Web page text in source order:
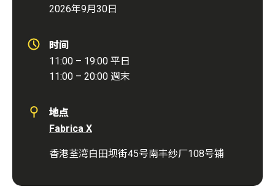
2026年9月30日
时间
11:00 – 19:00 平日
11:00 – 20:00 週末
地点
Fabrica X
香港荃湾白田坝街45号南丰纱厂108号铺